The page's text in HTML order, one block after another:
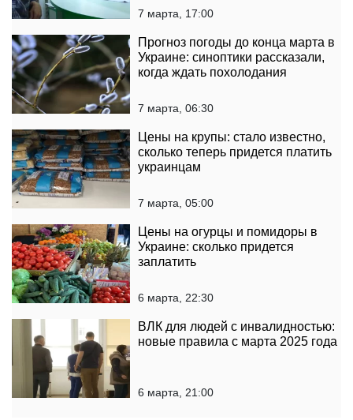
7 марта, 17:00
Прогноз погоды до конца марта в
Украине: синоптики рассказали,
когда ждать похолодания
7 марта, 06:30
Цены на крупы: стало известно,
сколько теперь придется платить
украинцам
7 марта, 05:00
Цены на огурцы и помидоры в
Украине: сколько придется
заплатить
6 марта, 22:30
ВЛК для людей с инвалидностью:
новые правила с марта 2025 года
6 марта, 21:00